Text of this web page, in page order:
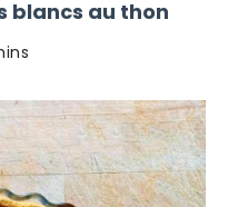
blancs au thon